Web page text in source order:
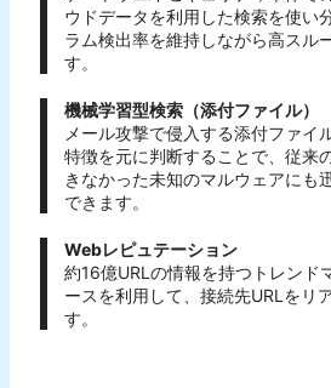
ウドデータを利用した検索を使い
ラム検出率を維持しながら高スル
す。
機械学習型検索（添付ファイル）
メール攻撃で侵入する添付ファイ
特徴を元に判断することで、従来
きなかった未知のマルウェアにも
できます。
Webレピュテーション
約16億URLの情報を持つトレンド
ースを利用して、接続先URLをリ
す。